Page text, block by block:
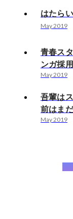
はたら
May 2019
青春ス
ンガ採
May 2019
吾輩は
前はまだ
May 2019